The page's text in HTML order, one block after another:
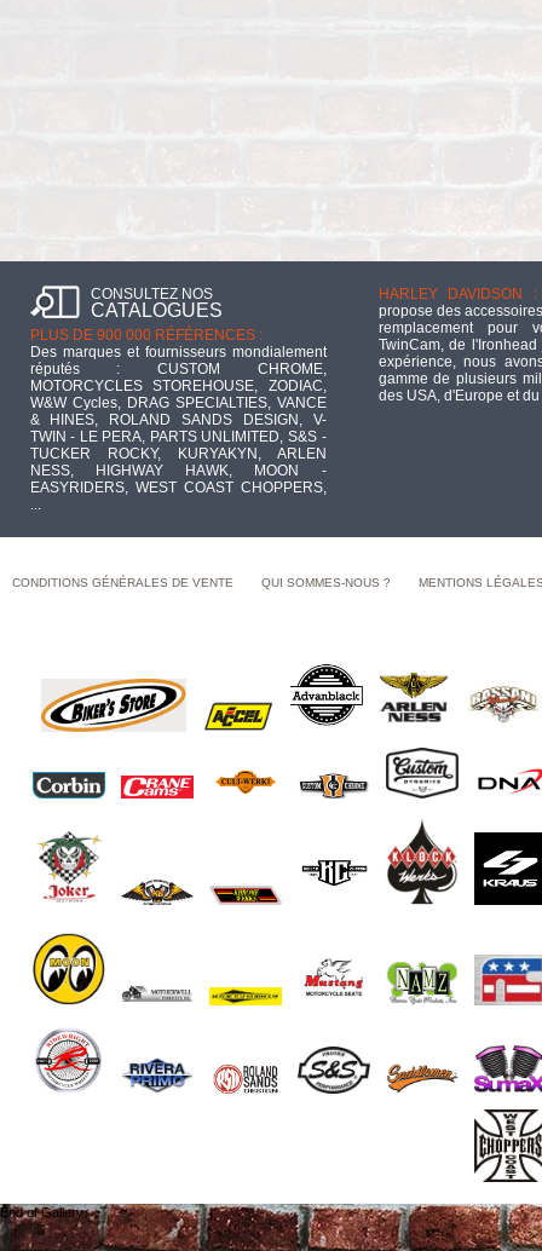
CONSULTEZ NOS
CATALOGUES
PLUS DE 900 000 RÉFÉRENCES :
Des marques et fournisseurs mondialement
réputés : CUSTOM CHROME,
MOTORCYCLES STOREHOUSE, ZODIAC,
W&W Cycles, DRAG SPECIALTIES, VANCE
& HINES, ROLAND SANDS DESIGN, V-
TWIN - LE PERA, PARTS UNLIMITED, S&S -
TUCKER ROCKY, KURYAKYN, ARLEN
NESS, HIGHWAY HAWK, MOON -
EASYRIDERS, WEST COAST CHOPPERS,
HARLEY DAVIDSON :
propose des
remplacement pour
TwinCam, de
expérience, nous
gamme de plusieurs
des USA, d'Europe et
CONDITIONS GÉNÉRALES DE VENTE QUI SOMMES-NOUS ? MENTIONS
End of Gallery